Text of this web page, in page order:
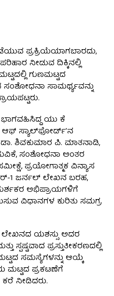
ಪ್ರಕ್ರಿಯೆಯಾಗಬಾರದು,
ನೀಡುವ ದಿಕ್ಕಿನಲ್ಲಿ
ಗುಣಮಟ್ಟದ
ಸಾಮರ್ಥ್ಯವನ್ನು
ಭಾಗವಹಿಸಿದ್ದ ಯು ಕೆ
ಸ್ಯಾಲ್‌ಫೋರ್ಡ್’ನ
ಡಾ. ಶಿವಕುಮಾರ ಪಿ. ಮಾತನಾಡಿ,
ಸಂಶೋಧನಾ ಅಂತರ
ಸಮೀಕ್ಷೆ, ಪ್ರಯೋಗಾತ್ಮಕ ವಿನ್ಯಾಸ
1 ಜರ್ನಲ್ ಲೇಖನ ಬರಹ,
ಅಭಿಪ್ರಾಯಗಳಿಗೆ
ವಿಧಾನಗಳ ಕುರಿತು ಸಮಗ್ರ
ಯಶಸ್ಸು ಅದರ
ಸ್ಪಷ್ಟವಾದ ಪ್ರಸ್ತುತೀಕರಣದಲ್ಲಿ
ಸಮಸ್ಯೆಗಳನ್ನು ಆಯ್ಕೆ
ಮಟ್ಟದ ಪ್ರಕಟಣೆಗೆ
ಕರೆ ನೀಡಿದರು.